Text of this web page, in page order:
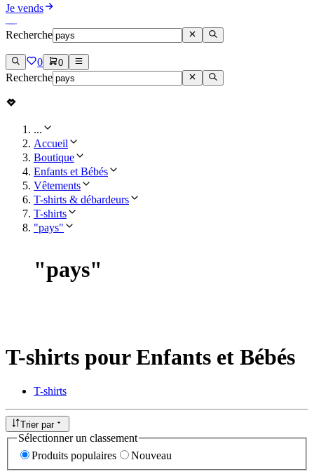
Je vends
Recherche
0 0
Recherche
...
Accueil
Boutique
Enfants et Bébés
Vêtements
T-shirts & débardeurs
T-shirts
"pays"
"pays"
T-shirts pour Enfants et Bébés
T-shirts
Trier par
Sélectionner un classement
Produits populaires
Nouveau